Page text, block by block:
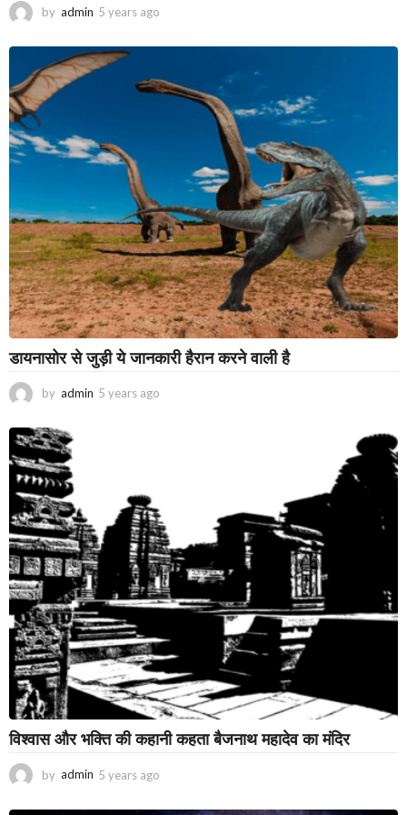
by admin 5 years ago
e
r
s
डायनासोर से जुड़ी ये जानकारी हैरान करने वाली है
by admin 5 years ago
g
o
विश्वास और भक्ति की कहानी कहता बैजनाथ महादेव का मंदिर
by admin 5 years ago
e